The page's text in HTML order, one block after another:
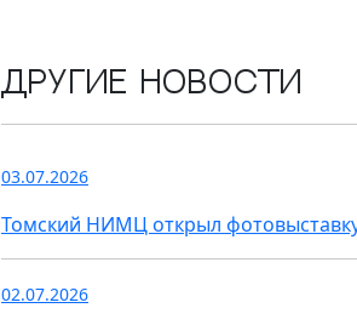
Другие новости
03.07.2026
Томский НИМЦ открыл
02.07.2026